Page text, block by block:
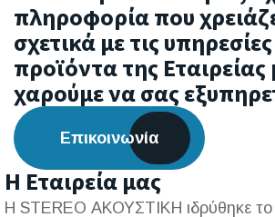
πληροφορία που
σχετικά με τις
προϊόντα της
χαρούμε να σας
Επικοινωνία
Η Εταιρεία μας
Η STEREO ΑΚΟΥΣΤΙΚΗ ιδρύθηκε